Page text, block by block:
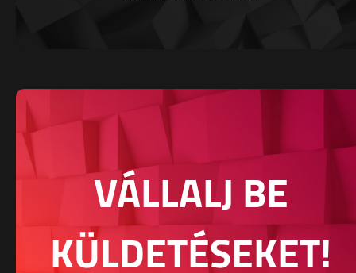
VÁLLALJ BE
KÜLDETÉSEKET!